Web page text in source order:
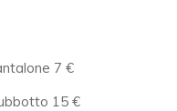
7 €
15 €